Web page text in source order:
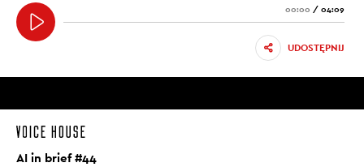
00:00 / 04:09
UDOSTĘPNIJ
AI in brief #44